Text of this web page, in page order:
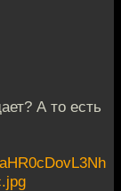
А то есть